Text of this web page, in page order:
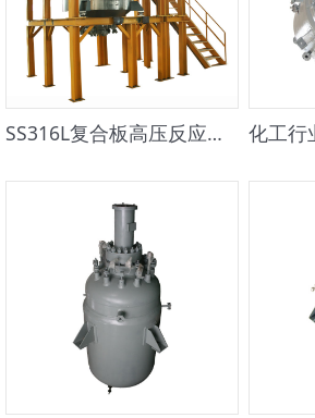
SS316L复合板高压反应釜，配操作台